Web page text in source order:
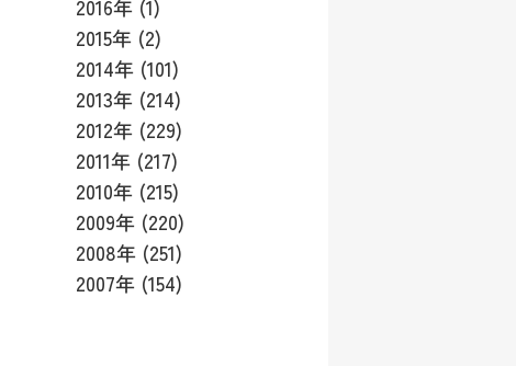
2016年 (1)
2015年 (2)
2014年 (101)
2013年 (214)
2012年 (229)
2011年 (217)
2010年 (215)
2009年 (220)
2008年 (251)
2007年 (154)